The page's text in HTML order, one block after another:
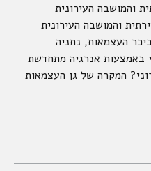
והמושבה העירונית
והמושבה העירונית
העצמאות, נתניה
באמצעות אנרגיה מתחדשת
המקרה של גן העצמאות